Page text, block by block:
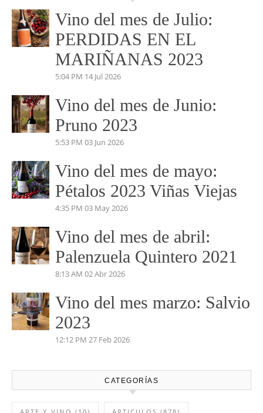
Vino del mes de Julio:
PERDIDAS EN EL
MARIÑANAS 2023
5:04 PM 14 Jul 2026
Vino del mes de Junio:
Pruno 2023
5:53 PM 03 Jun 2026
Vino del mes de mayo:
Pétalos 2023 Viñas Viejas
4:35 PM 03 May 2026
Vino del mes de abril:
Palenzuela Quintero 2021
8:13 AM 02 Abr 2026
Vino del mes marzo: Salvio
2023
12:12 PM 27 Feb 2026
CATEGORÍAS